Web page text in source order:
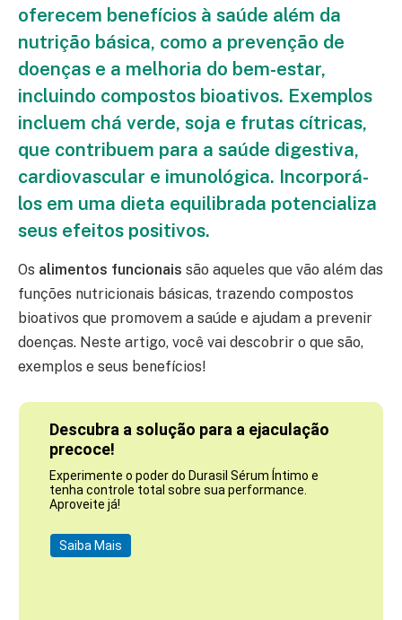
oferecem benefícios à saúde além da
nutrição básica, como a prevenção de
doenças e a melhoria do bem-estar,
incluindo compostos bioativos. Exemplos
incluem chá verde, soja e frutas cítricas,
que contribuem para a saúde digestiva,
cardiovascular e imunológica. Incorporá-
los em uma dieta equilibrada potencializa
seus efeitos positivos.
Os alimentos funcionais são aqueles que vão além das
funções nutricionais básicas, trazendo compostos
bioativos que promovem a saúde e ajudam a prevenir
doenças. Neste artigo, você vai descobrir o que são,
exemplos e seus benefícios!
Descubra a solução para a ejaculação
precoce!
Experimente o poder do Durasil Sérum Íntimo e
tenha controle total sobre sua performance.
Aproveite já!
Saiba Mais